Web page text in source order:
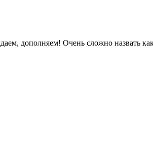
дополняем! Очень сложно назвать